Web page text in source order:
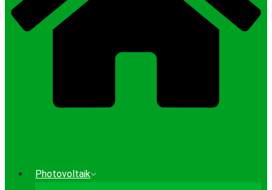
Photovoltaik